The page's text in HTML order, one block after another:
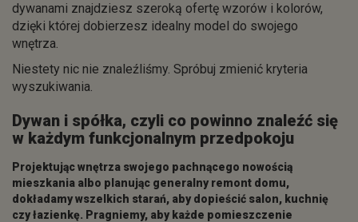
dywanami znajdziesz szeroką ofertę wzorów i kolorów,
dzięki której dobierzesz idealny model do swojego
wnętrza.
Niestety nic nie znaleźliśmy. Spróbuj zmienić kryteria
wyszukiwania.
Dywan i spółka, czyli co powinno znaleźć się
w każdym funkcjonalnym przedpokoju
Projektując wnętrza swojego pachnącego nowością
mieszkania albo planując generalny remont domu,
dokładamy wszelkich starań, aby dopieścić salon, kuchnię
czy łazienkę. Pragniemy, aby każde pomieszczenie